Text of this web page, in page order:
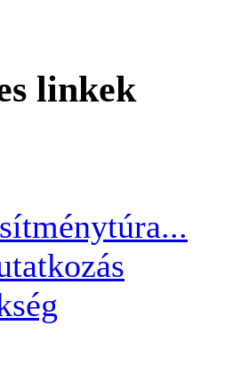
linkek